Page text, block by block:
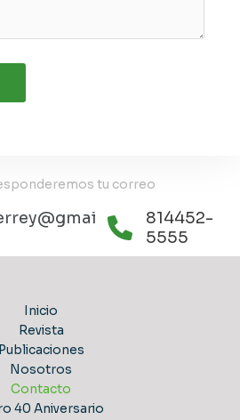
tu correo
814452-
5555
Inicio
Revista
Publicaciones
Nosotros
Contacto
40 Aniversario